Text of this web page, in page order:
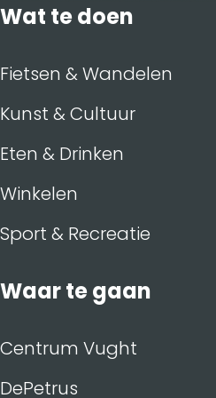
Wat te doen
Fietsen & Wandelen
Kunst & Cultuur
Eten & Drinken
Winkelen
Sport & Recreatie
Waar te gaan
Centrum Vught
DePetrus